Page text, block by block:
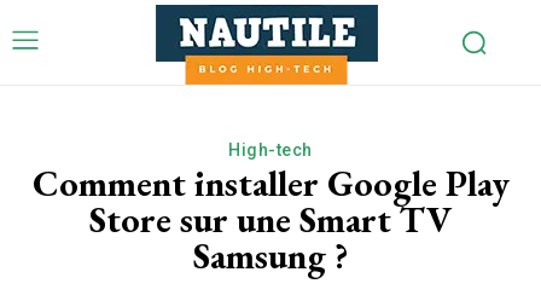
High-tech
Comment installer Google Play
Store sur une Smart TV
Samsung ?